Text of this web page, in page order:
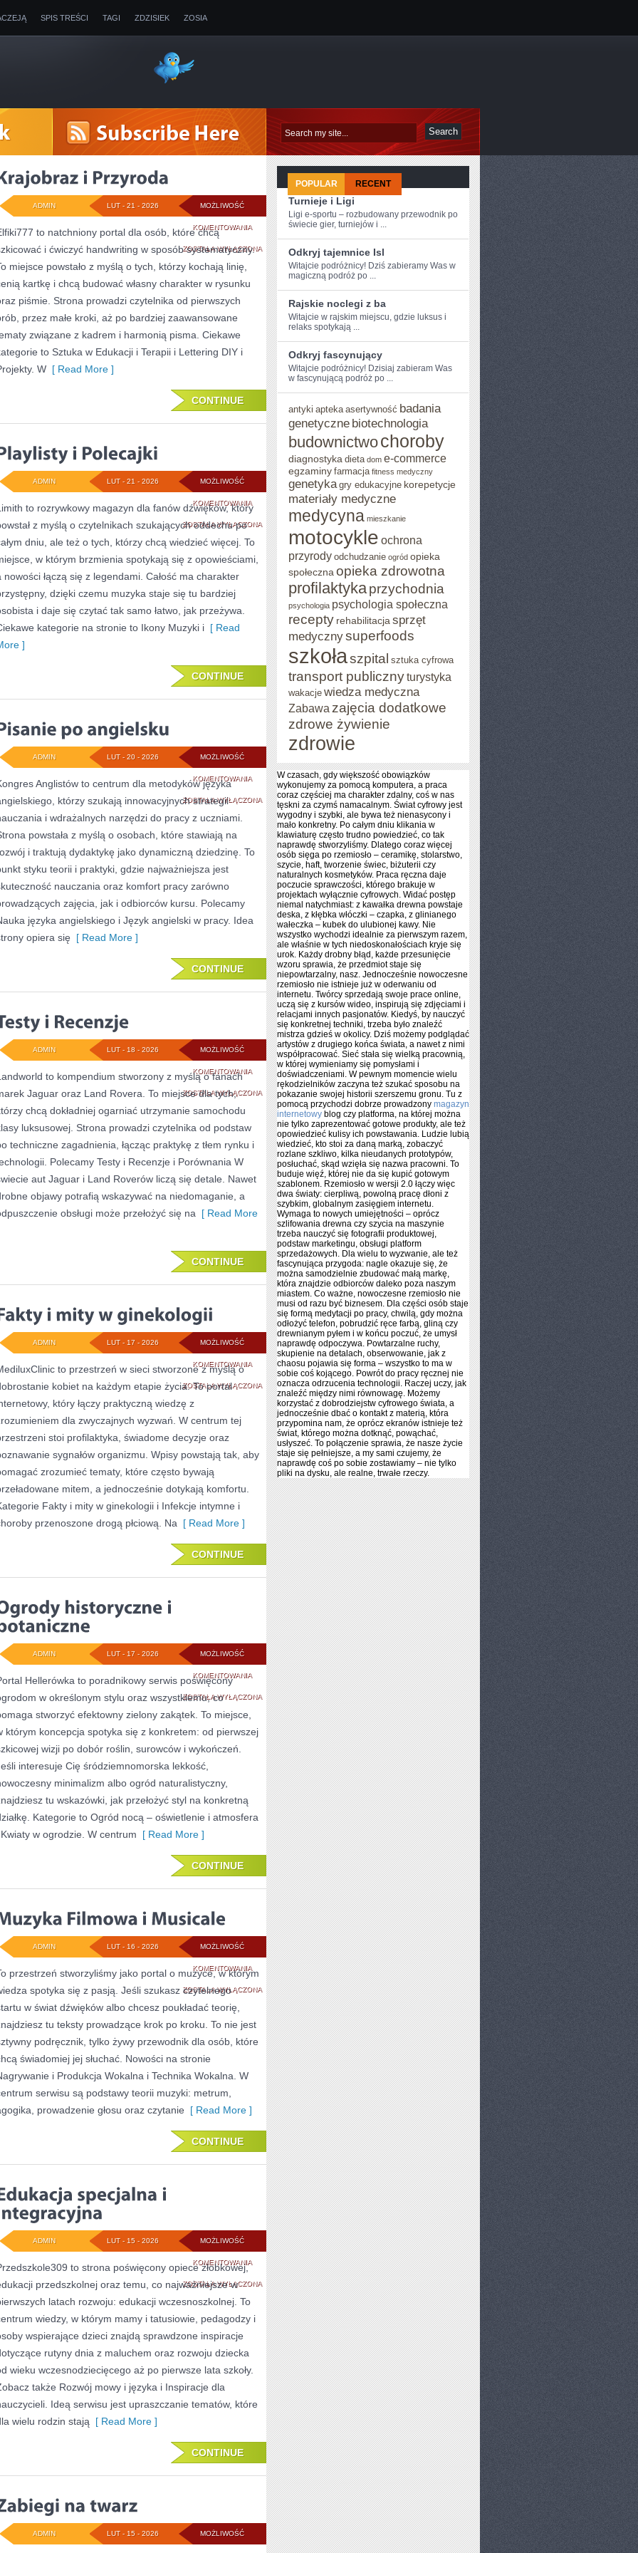
SPIS TREŚCI TAGI ZDZISIEK ZOSIA
MOŻLIWOŚĆ
KOMENTOWANIAKRAJOBRAZ
I
PRZYRODA
ZOSTAŁA WYŁĄCZONA
LUT - 21 - 2026
ADMIN
to natchniony portal dla osób, które chcą
i ćwiczyć handwriting w sposób systematyczny.
miejsce powstało z myślą o tych, którzy kochają linię,
kartkę i chcą budować własny charakter w rysunku
piśmie. Strona prowadzi czytelnika od pierwszych
przez małe kroki, aż po bardziej zaawansowane
związane z kadrem i harmonią pisma. Ciekawe
to Sztuka w Edukacji i Terapii i Lettering DIY i
W [ Read More ]
CONTINUE
MOŻLIWOŚĆ
KOMENTOWANIAPLAYLISTY
I
POLECAJKI
ZOSTAŁA WYŁĄCZONA
LUT - 21 - 2026
ADMIN
to rozrywkowy magazyn dla fanów dźwięków, który
z myślą o czytelnikach szukających oddechu po
dniu, ale też o tych, którzy chcą wiedzieć więcej. To
w którym brzmienia spotykają się z opowieściami,
nowości łączą się z legendami. Całość ma charakter
dzięki czemu muzyka staje się tu bardziej
i daje się czytać tak samo łatwo, jak przeżywa.
kategorie na stronie to Ikony Muzyki i [ Read
]
CONTINUE
MOŻLIWOŚĆ
KOMENTOWANIAPISANIE
PO
ANGIELSKU
ZOSTAŁA WYŁĄCZONA
LUT - 20 - 2026
ADMIN
Anglistów to centrum dla metodyków języka
którzy szukają innowacyjnych strategii
i wdrażalnych narzędzi do pracy z uczniami.
powstała z myślą o osobach, które stawiają na
i traktują dydaktykę jako dynamiczną dziedzinę. To
styku teorii i praktyki, gdzie najważniejsza jest
nauczania oraz komfort pracy zarówno
zajęcia, jak i odbiorców kursu. Polecamy
języka angielskiego i Język angielski w pracy. Idea
opiera się [ Read More ]
CONTINUE
MOŻLIWOŚĆ
KOMENTOWANIATESTY
I
RECENZJE
ZOSTAŁA WYŁĄCZONA
LUT - 18 - 2026
ADMIN
to kompendium stworzony z myślą o fanach
Jaguar oraz Land Rovera. To miejsce dla tych,
chcą dokładniej ogarniać utrzymanie samochodu
luksusowej. Strona prowadzi czytelnika od podstaw
techniczne zagadnienia, łącząc praktykę z tłem rynku i
Polecamy Testy i Recenzje i Porównania W
aut Jaguar i Land Roverów liczą się detale. Nawet
objawy potrafią wskazywać na niedomaganie, a
obsługi może przełożyć się na [ Read More
CONTINUE
MOŻLIWOŚĆ
KOMENTOWANIAFAKTY
I
MITY
GINEKOLOGII
ZOSTAŁA WYŁĄCZONA
LUT - 17 - 2026
ADMIN
to przestrzeń w sieci stworzone z myślą o
kobiet na każdym etapie życia. To portal
który łączy praktyczną wiedzę z
dla zwyczajnych wyzwań. W centrum tej
stoi profilaktyka, świadome decyzje oraz
sygnałów organizmu. Wpisy powstają tak, aby
zrozumieć tematy, które często bywają
mitem, a jednocześnie dotykają komfortu.
Fakty i mity w ginekologii i Infekcje intymne i
przenoszone drogą płciową. Na [ Read More ]
CONTINUE
MOŻLIWOŚĆ
KOMENTOWANIAOGRODY
HISTORYCZNE
BOTANICZNE
ZOSTAŁA WYŁĄCZONA
LUT - 17 - 2026
ADMIN
Hellerówka to poradnikowy serwis poświęcony
w określonym stylu oraz wszystkiemu, co
stworzyć efektowny zielony zakątek. To miejsce,
którym koncepcja spotyka się z konkretem: od pierwszej
wizji po dobór roślin, surowców i wykończeń.
interesuje Cię śródziemnomorska lekkość,
minimalizm albo ogród naturalistyczny,
tu wskazówki, jak przełożyć styl na konkretną
Kategorie to Ogród nocą – oświetlenie i atmosfera
w ogrodzie. W centrum [ Read More ]
CONTINUE
MOŻLIWOŚĆ
KOMENTOWANIAMUZYKA
FILMOWA
MUSICALE
ZOSTAŁA WYŁĄCZONA
LUT - 16 - 2026
ADMIN
przestrzeń stworzyliśmy jako portal o muzyce, w którym
spotyka się z pasją. Jeśli szukasz czytelnego
w świat dźwięków albo chcesz poukładać teorię,
tu teksty prowadzące krok po kroku. To nie jest
podręcznik, tylko żywy przewodnik dla osób, które
świadomiej jej słuchać. Nowości na stronie
i Produkcja Wokalna i Technika Wokalna. W
serwisu są podstawy teorii muzyki: metrum,
prowadzenie głosu oraz czytanie [ Read More ]
CONTINUE
MOŻLIWOŚĆ
KOMENTOWANIAEDUKACJA
SPECJALNA
INTEGRACYJNA
ZOSTAŁA WYŁĄCZONA
LUT - 15 - 2026
ADMIN
to strona poświęcony opiece żłobkowej,
przedszkolnej oraz temu, co najważniejsze w
latach rozwoju: edukacji wczesnoszkolnej. To
wiedzy, w którym mamy i tatusiowie, pedagodzy i
wspierające dzieci znajdą sprawdzone inspiracje
rutyny dnia z maluchem oraz rozwoju dziecka
wieku wczesnodziecięcego aż po pierwsze lata szkoły.
także Rozwój mowy i języka i Inspiracje dla
Ideą serwisu jest upraszczanie tematów, które
wielu rodzin stają [ Read More ]
CONTINUE
MOŻLIWOŚĆ
LUT - 15 - 2026
ADMIN
POPULAR RECENT
Turnieje i Ligi
Ligi e-sportu – rozbudowany przewodnik po
świecie gier, turniejów i ...
Odkryj tajemnice Isl
Witajcie‍ podróżnicy! Dziś ⁣zabieramy⁢ Was w
magiczną podróż po ...
Rajskie noclegi z ba
Witajcie⁣ w rajskim miejscu, gdzie luksus i
relaks spotykają⁤ ...
Odkryj fascynujący
Witajcie podróżnicy! Dzisiaj zabieram Was
w fascynującą podróż po‌ ...
antyki apteka asertywność badania
genetyczne biotechnologia
budownictwochoroby
diagnostyka dieta dom e-commerce
egzaminy farmacja fitness medyczny
genetyka gry edukacyjne korepetycje
materiały medyczne
medycyna mieszkanie
motocykle ochrona
przyrody odchudzanie ogród opieka
społeczna opieka zdrowotna
profilaktykaprzychodnia
psychologia psychologia społeczna
recepty rehabilitacja sprzęt
medycznysuperfoods
szkołaszpital sztuka cyfrowa
transport publicznyturystyka
wakacje wiedza medyczna
Zabawa zajęcia dodatkowe
zdrowe żywienie
zdrowie
W czasach, gdy większość obowiązków
wykonujemy za pomocą komputera, a praca
coraz częściej ma charakter zdalny, coś w nas
tęskni za czymś namacalnym. Świat cyfrowy jest
wygodny i szybki, ale bywa też nienasycony i
mało konkretny. Po całym dniu klikania w
klawiaturę często trudno powiedzieć, co tak
naprawdę stworzyliśmy. Dlatego coraz więcej
osób sięga po rzemiosło – ceramikę, stolarstwo,
szycie, haft, tworzenie świec, biżuterii czy
naturalnych kosmetyków. Praca ręczna daje
poczucie sprawczości, którego brakuje w
projektach wyłącznie cyfrowych. Widać postęp
niemal natychmiast: z kawałka drewna powstaje
deska, z kłębka włóczki – czapka, z glinianego
wałeczka – kubek do ulubionej kawy. Nie
wszystko wychodzi idealnie za pierwszym razem,
ale właśnie w tych niedoskonałościach kryje się
urok. Każdy drobny błąd, każde przesunięcie
wzoru sprawia, że przedmiot staje się
niepowtarzalny, nasz. Jednocześnie nowoczesne
rzemiosło nie istnieje już w oderwaniu od
internetu. Twórcy sprzedają swoje prace online,
uczą się z kursów wideo, inspirują się zdjęciami i
relacjami innych pasjonatów. Kiedyś, by nauczyć
się konkretnej techniki, trzeba było znaleźć
mistrza gdzieś w okolicy. Dziś możemy podglądać
artystów z drugiego końca świata, a nawet z nimi
współpracować. Sieć stała się wielką pracownią,
w której wymieniamy się pomysłami i
doświadczeniami. W pewnym momencie wielu
rękodzielników zaczyna też szukać sposobu na
pokazanie swojej historii szerszemu gronu. Tu z
pomocą przychodzi dobrze prowadzony magazyn
internetowy blog czy platforma, na której można
nie tylko zaprezentować gotowe produkty, ale też
opowiedzieć kulisy ich powstawania. Ludzie lubią
wiedzieć, kto stoi za daną marką, zobaczyć
rozlane szkliwo, kilka nieudanych prototypów,
posłuchać, skąd wzięła się nazwa pracowni. To
buduje więź, której nie da się kupić gotowym
szablonem. Rzemiosło w wersji 2.0 łączy więc
dwa światy: cierpliwą, powolną pracę dłoni z
szybkim, globalnym zasięgiem internetu.
Wymaga to nowych umiejętności – oprócz
szlifowania drewna czy szycia na maszynie
trzeba nauczyć się fotografii produktowej,
podstaw marketingu, obsługi platform
sprzedażowych. Dla wielu to wyzwanie, ale też
fascynująca przygoda: nagle okazuje się, że
można samodzielnie zbudować małą markę,
która znajdzie odbiorców daleko poza naszym
miastem. Co ważne, nowoczesne rzemiosło nie
musi od razu być biznesem. Dla części osób staje
się formą medytacji po pracy, chwilą, gdy można
odłożyć telefon, pobrudzić ręce farbą, gliną czy
drewnianym pyłem i w końcu poczuć, że umysł
naprawdę odpoczywa. Powtarzalne ruchy,
skupienie na detalach, obserwowanie, jak z
chaosu pojawia się forma – wszystko to ma w
sobie coś kojącego. Powrót do pracy ręcznej nie
oznacza odrzucenia technologii. Raczej uczy, jak
znaleźć między nimi równowagę. Możemy
korzystać z dobrodziejstw cyfrowego świata, a
jednocześnie dbać o kontakt z materią, która
przypomina nam, że oprócz ekranów istnieje też
świat, którego można dotknąć, powąchać,
usłyszeć. To połączenie sprawia, że nasze życie
staje się pełniejsze, a my sami czujemy, że
naprawdę coś po sobie zostawiamy – nie tylko
pliki na dysku, ale realne, trwałe rzeczy.